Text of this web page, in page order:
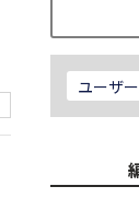
ユーザ